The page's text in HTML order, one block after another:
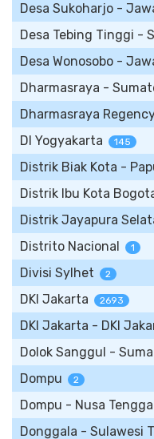
Desa Sukoharjo -
Desa Tebing Tinggi -
Desa Wonosobo -
Dharmasraya -
Dharmasraya
DI Yogyakarta 145
Distrik Biak Kota -
Distrik Ibu Kota
Distrik Jayapura
Distrito Nacional 1
Divisi Sylhet 2
DKI Jakarta 2693
DKI Jakarta - DKI
Dolok Sanggul -
Dompu 2
Dompu - Nusa
Donggala - Sulawesi